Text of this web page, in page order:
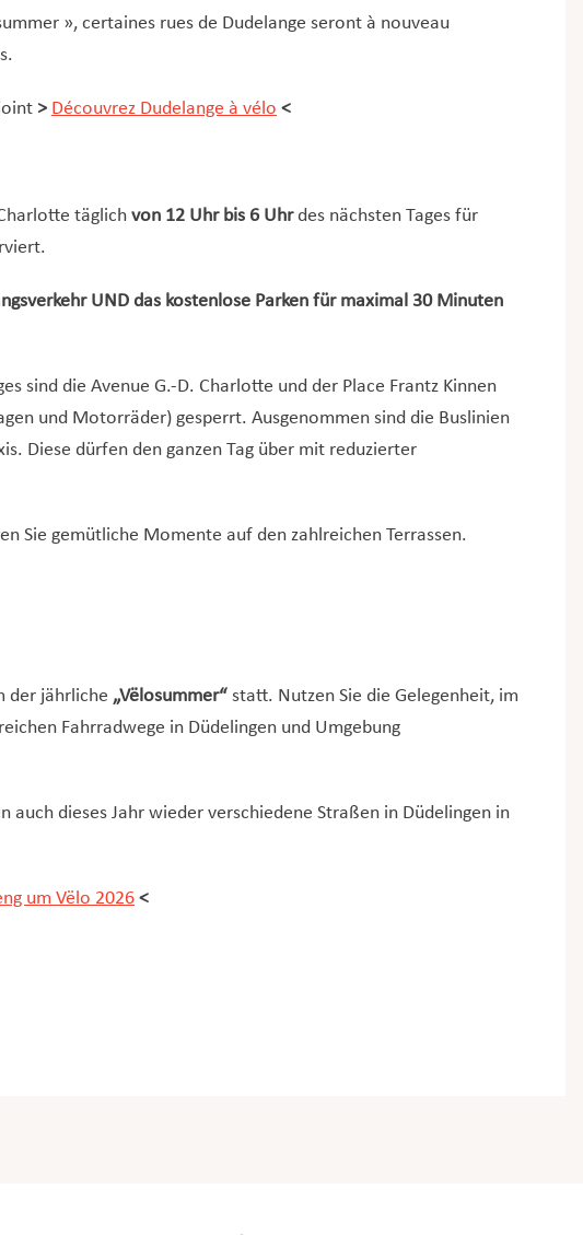
», certaines rues de Dudelange seront à nouveau
> Découvrez Dudelange à vélo <
täglich von 12 Uhr bis 6 Uhrdes nächsten Tages für
UND das kostenlose Parken für maximal 30 Minuten
sind die Avenue G.-D. Charlotte und der Place Frantz Kinnen
und Motorräder) gesperrt. Ausgenommen sind die Buslinien
Diese dürfen den ganzen Tag über mit reduzierter
Sie gemütliche Momente auf den zahlreichen Terrassen.
der jährliche „Vëlosummer“statt. Nutzen Sie die Gelegenheit, im
Fahrradwege in Düdelingen und Umgebung
auch dieses Jahr wieder verschiedene Straßen in Düdelingen in
um Vëlo 2026 <